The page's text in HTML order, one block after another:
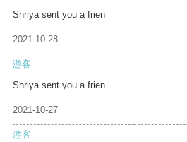
Shriya sent you a frien
2021-10-28
游客
Shriya sent you a frien
2021-10-27
游客